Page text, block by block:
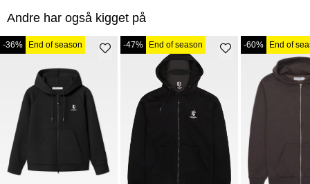
Andre har også kigget på
-36% End of season -47% End of season -60% End of